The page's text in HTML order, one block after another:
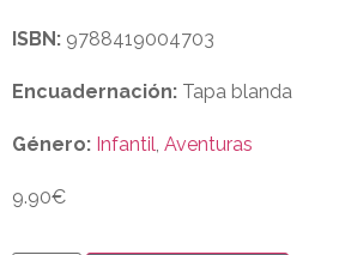
ISBN: 9788419004703
Encuadernación: Tapa blanda
Género: Infantil, Aventuras
9.90€